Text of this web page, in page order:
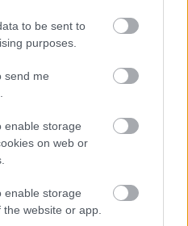
to be sent to
purposes.
send me
enable storage
on web or
enable storage
website or app.
Biedrība “Tavi draugi”
atklājas plaša
nomelnošanas